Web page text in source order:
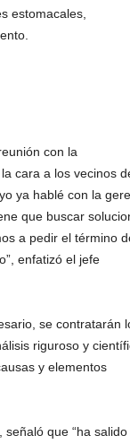
estomacales,
con la
cara a los vecinos
ya hablé con la
que buscar
a pedir el término
enfatizó el jefe
se contratarán
riguroso y
y elementos
que “ha salido